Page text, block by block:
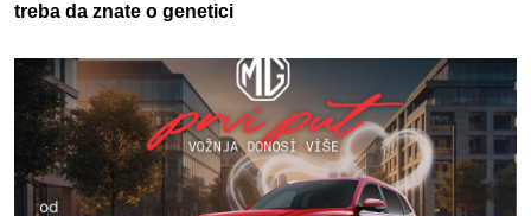
treba da znate o genetici